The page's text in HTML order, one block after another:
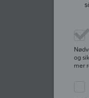
og
mer